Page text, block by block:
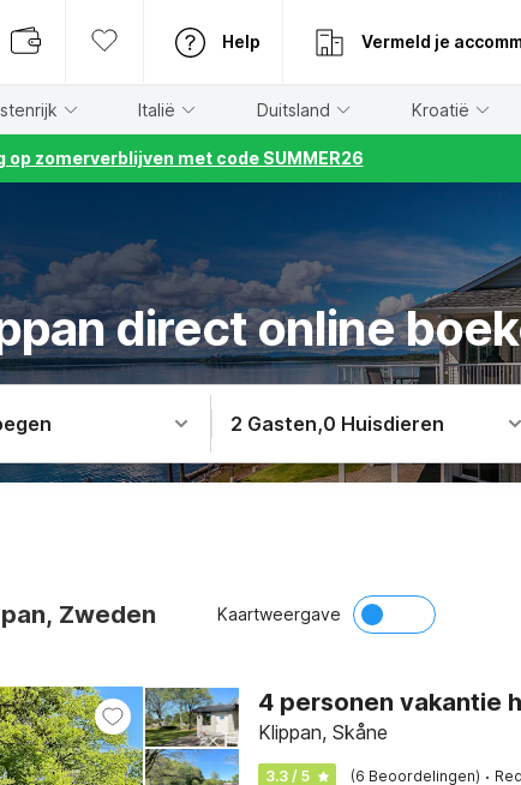
Help Vermeld je
Italië Duitsland Kroatië
op zomerverblijven met code SUMMER26
direct online
2 Gasten,0 Huisdieren
Zweden Kaartweergave
4 personen vakantie
Klippan, Skåne
3.3 / 5 (6 Beoordelingen) ·